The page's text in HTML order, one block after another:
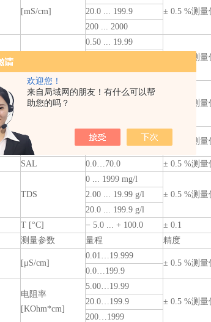
欢迎您！
来自局域网的朋友！有什么可以帮
助您的吗？
[mS/cm]
± 0.5 %测量
20.0 ... 199.9
200 ... 2000
0.50 ... 19.99
± 0.5 %测量
200 ... 1999
电阻率
2.00 ... 19.99
± 0.5 %测量
电阻率
[MOhm*cm]
2.00 ... 19.99 ± 0.5 %测量
SAL 0.0…70.0 ± 0.5 %测量
TDS
0 ... 1999 mg/l
± 0.5 %测量
2.00 ... 19.99 g/l
20.0 ... 199.9 g/l
T [°C]
− 5.0 ... + 100.0
± 0.1
测量参数 量程 精度
[μS/cm]
0.01…19.999
± 0.5 %测量
0.0…199.9
电阻率
[KOhm*cm]
5.00…19.99
± 0.5 %测量
20.0…199.9
200…1999